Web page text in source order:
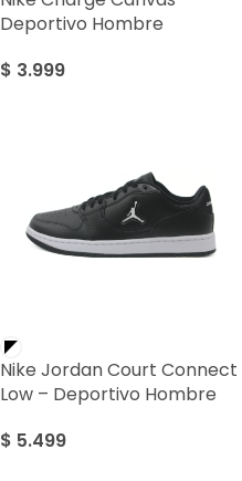
Deportivo Hombre
$ 3.999
Nike Jordan Court Connect
Low – Deportivo Hombre
$ 5.499